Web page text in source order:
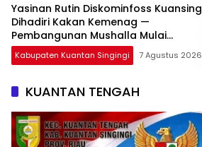
Yasinan Rutin Diskominfoss Kuansing
Dihadiri Kakan Kemenag —
Pembangunan Mushalla Mulai
Dirancang
Kabupaten Kuantan Singingi 7 Agustus 2026
KUANTAN TENGAH